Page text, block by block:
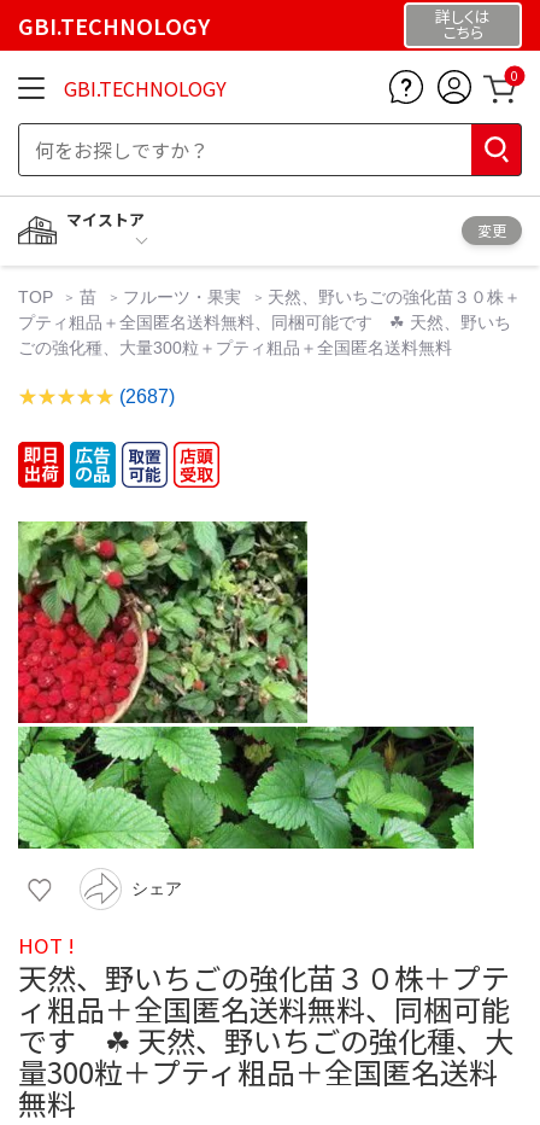
GBI.TECHNOLOGY 詳しくは
こちら
GBI.TECHNOLOGY 0
マイストア
変更
TOP 苗 フルーツ・果実
天然、野いちごの強化苗３０株＋
プティ粗品＋全国匿名送料無料、同梱可能です ☘ 天然、野いち
ごの強化種、大量300粒＋プティ粗品＋全国匿名送料無料
(2687)
シェア
HOT !
天然、野いちごの強化苗３０株＋プテ
ィ粗品＋全国匿名送料無料、同梱可能
です ☘ 天然、野いちごの強化種、大
量300粒＋プティ粗品＋全国匿名送料
無料